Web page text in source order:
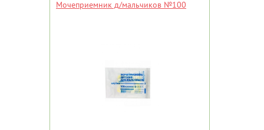
Мочеприемник д/мальчиков №100